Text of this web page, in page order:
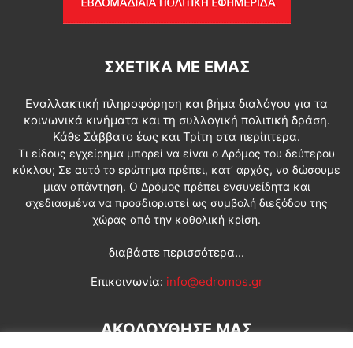
ΣΧΕΤΙΚΆ ΜΕ ΕΜΆΣ
Εναλλακτική πληροφόρηση και βήμα διαλόγου για τα
κοινωνικά κινήματα και τη συλλογική πολιτική δράση.
Κάθε Σάββατο έως και Τρίτη στα περίπτερα.
Τι είδους εγχείρημα μπορεί να είναι ο Δρόμος του δεύτερου
κύκλου; Σε αυτό το ερώτημα πρέπει, κατ’ αρχάς, να δώσουμε
μιαν απάντηση. Ο Δρόμος πρέπει ενσυνείδητα και
σχεδιασμένα να προσδιοριστεί ως συμβολή διεξόδου της
χώρας από την καθολική κρίση.
διαβάστε περισσότερα...
Επικοινωνία: info@edromos.gr
ΑΚΟΛΟΥΘΗΣΕ ΜΑΣ